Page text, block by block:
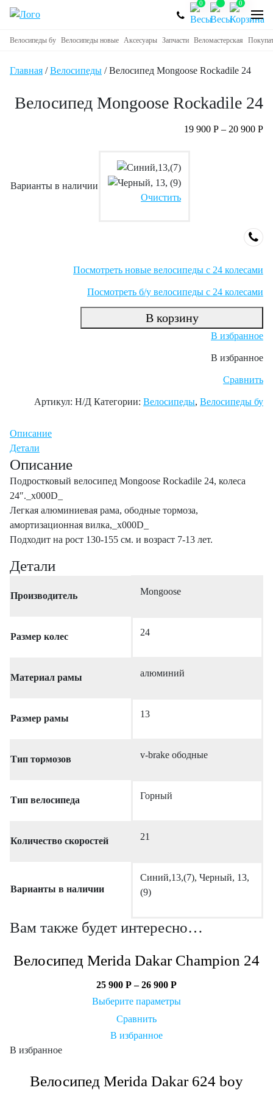
0 0
Велосипеды бу Велосипеды новые Аксесуары Запчасти Веломастерская
Главная /Велосипеды / Велосипед Mongoose Rockadile 24
Велосипед Mongoose Rockadile 24
19 900 Р – 20 900 Р
Варианты в наличии
Очистить
Посмотреть новые велосипеды с 24 колесами
Посмотреть б/у велосипеды с 24 колесами
В корзину
В избранное
В избранное
Сравнить
Артикул: Н/Д Категории: Велосипеды, Велосипеды бу
Описание
Детали
Описание
Подростковый велосипед Mongoose Rockadile 24, колеса
24″._x000D_
Легкая алюминиевая рама, ободные тормоза,
амортизационная вилка,_x000D_
Подходит на рост 130-155 см. и возраст 7-13 лет.
Детали
Производитель Mongoose
Размер колес 24
Материал рамы алюминий
Размер рамы 13
Тип тормозов v-brake ободные
Тип велосипеда Горный
Количество скоростей 21
Варианты в наличии
Синий,13,(7), Черный, 13,
(9)
Вам также будет интересно…
Велосипед Merida Dakar Champion 24
25 900 Р–26 900 Р
Выберите параметры
Сравнить
В избранное
В избранное
Велосипед Merida Dakar 624 boy